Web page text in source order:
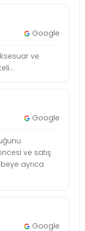
Google
ve
Google
ve satış
ayrıca
Google